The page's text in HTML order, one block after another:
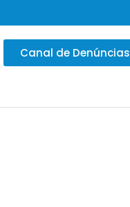
Canal de Denúncias